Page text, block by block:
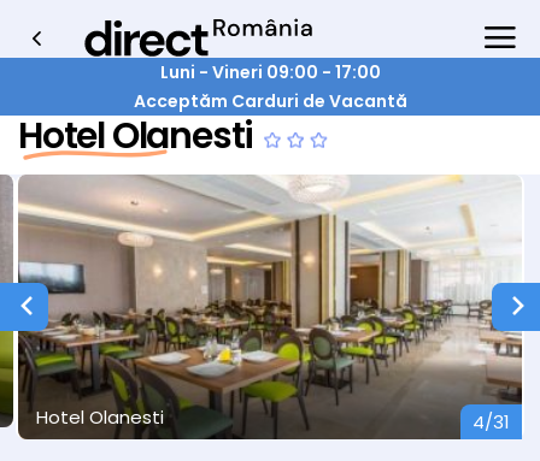
Luni - Vineri 09:00 - 17:00
Acceptăm Carduri de Vacantă
Hotel Olanesti
Hotel Olanesti 4/31